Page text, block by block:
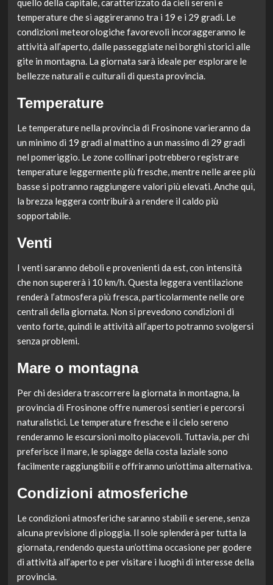
quello della capitale, caratterizzato da cieli sereni e
temperature che si aggireranno tra i 19 e i 29 gradi. Le
condizioni meteorologiche favorevoli incoraggeranno le
attività all’aperto, dalle passeggiate nei borghi storici alle
gite in montagna. La giornata sarà ideale per esplorare le
bellezze naturali e culturali di questa provincia.
Temperature
Le temperature nella provincia di Frosinone varieranno da
un minimo di 19 gradi al mattino a un massimo di 29 gradi
nel pomeriggio. Le zone collinari potrebbero registrare
temperature leggermente più fresche, mentre nelle aree più
basse si potranno raggiungere valori più elevati. Anche qui,
la brezza leggera contribuirà a rendere il caldo più
sopportabile.
Venti
I venti saranno deboli e provenienti da est, con intensità
che non supererà i 10 km/h. Questa leggera ventilazione
renderà l’atmosfera più fresca, particolarmente nelle ore
centrali della giornata. Non si prevedono condizioni di
vento forte, quindi le attività all’aperto potranno svolgersi
senza problemi.
Mare o montagna
Per chi desidera trascorrere la giornata in montagna, la
provincia di Frosinone offre numerosi sentieri e percorsi
naturalistici. Le temperature fresche e il cielo sereno
renderanno le escursioni molto piacevoli. Tuttavia, per chi
preferisce il mare, le spiagge della costa laziale sono
facilmente raggiungibili e offriranno un’ottima alternativa.
Condizioni atmosferiche
Le condizioni atmosferiche saranno stabili e serene, senza
alcuna previsione di pioggia. Il sole splenderà per tutta la
giornata, rendendo questa un’ottima occasione per godere
di attività all’aperto e per visitare i luoghi di interesse della
provincia.